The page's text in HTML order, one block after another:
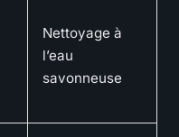
Nettoyage à
l’eau
savonneuse